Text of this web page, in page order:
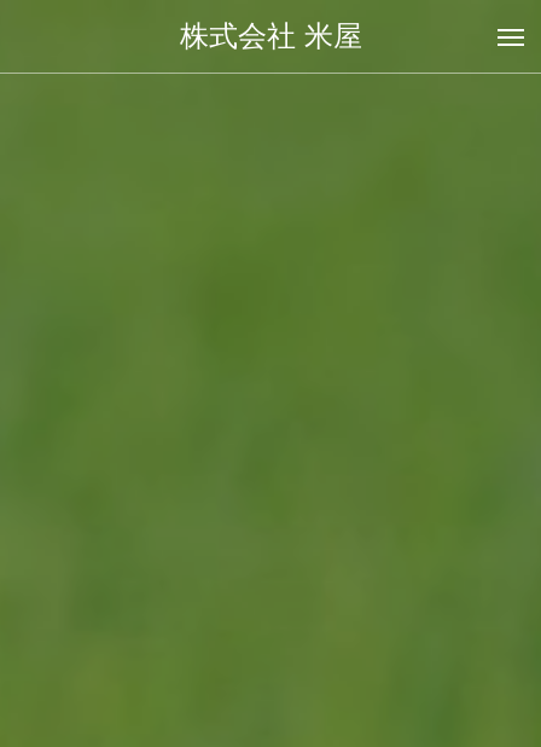
株式会社 米屋